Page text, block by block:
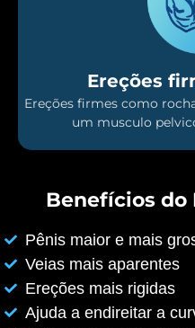
Ereções
Ereções firmes como
um musculo
Benefícios do
Pênis maior e mais
Veias mais aparentes
Ereções mais rigidas
Ajuda a endireitar a